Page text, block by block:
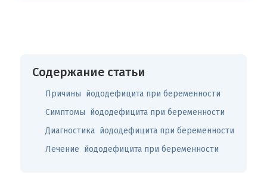
Содержание статьи
Причины йододефицита при беременности
Симптомы йододефицита при беременности
Диагностика йододефицита при беременности
Лечение йододефицита при беременности